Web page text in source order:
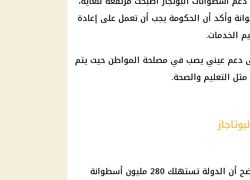
وأكد أن الحكومة يجب أن تعمل على إعادة
الخدمات.
دعم عيني يصب في مصلحة المواطن حيث يتم
التعليم والصحة.
وعن تكلفة أسطوانات البوتاجاز، أوضح أن الدولة تستهلك 280 مليون أسطوانة